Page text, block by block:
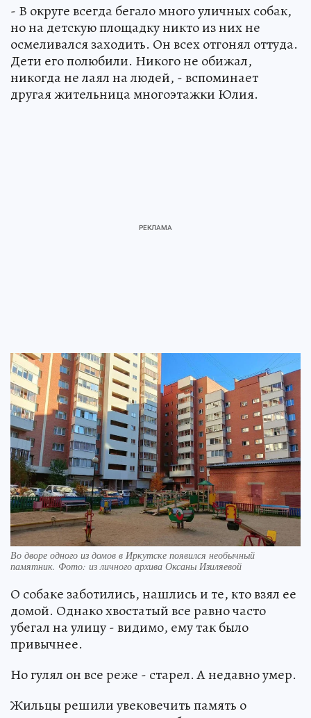
- В округе всегда бегало много уличных собак,
но на детскую площадку никто из них не
осмеливался заходить. Он всех отгонял оттуда.
Дети его полюбили. Никого не обижал,
никогда не лаял на людей, - вспоминает
другая жительница многоэтажки Юлия.
Во дворе одного из домов в Иркутске появился необычный
памятник. Фото: из личного архива Оксаны Изиляевой
О собаке заботились, нашлись и те, кто взял ее
домой. Однако хвостатый все равно часто
убегал на улицу - видимо, ему так было
привычнее.
Но гулял он все реже - старел. А недавно умер.
Жильцы решили увековечить память о